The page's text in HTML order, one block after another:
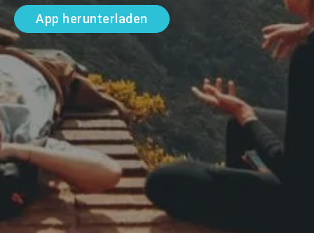
App herunterladen